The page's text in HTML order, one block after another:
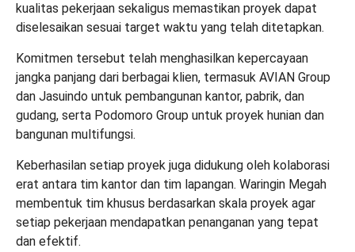
kualitas pekerjaan sekaligus memastikan proyek dapat
diselesaikan sesuai target waktu yang telah ditetapkan.
Komitmen tersebut telah menghasilkan kepercayaan
jangka panjang dari berbagai klien, termasuk AVIAN Group
dan Jasuindo untuk pembangunan kantor, pabrik, dan
gudang, serta Podomoro Group untuk proyek hunian dan
bangunan multifungsi.
Keberhasilan setiap proyek juga didukung oleh kolaborasi
erat antara tim kantor dan tim lapangan. Waringin Megah
membentuk tim khusus berdasarkan skala proyek agar
setiap pekerjaan mendapatkan penanganan yang tepat
dan efektif.